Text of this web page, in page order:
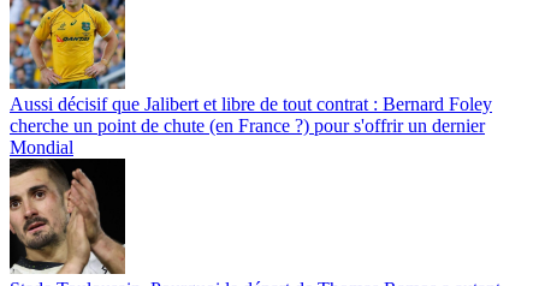
Aussi décisif que Jalibert et libre de tout contrat : Bernard Foley
cherche un point de chute (en France ?) pour s'offrir un dernier
Mondial